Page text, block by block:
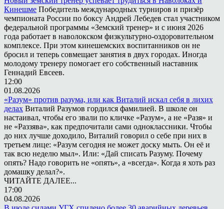
Кинешме Победитель международных турниров и призёр
чемпионата России по боксу Андрей Лебедев стал участником
федеральной программы «Земский тренер» и с июня 2026
года работает в наволокском физкультурно-оздоровительном
комплексе. При этом кинешемских воспитанников он не
бросил и теперь совмещает занятия в двух городах. Иногда
молодому тренеру помогает его собственный наставник
Геннадий Евсеев.
12:00
01.08.2026
«Разум» против разума, или как Виталий искал себя в лихих
делах Виталий Разумов гордился фамилией. В школе он
настаивал, чтобы его звали по кличке «Разум», а не «Разя» и
не «Раззява», как предпочитали сами одноклассники. Чтобы
до них лучше доходило, Виталий говорил о себе при них в
третьем лице: «Разум сегодня не может доску мыть. Он её и
так всю неделю мыл». Или: «Дай списать Разуму. Почему
опять? Надо говорить не «опять», а «всегда». Когда я хоть раз
домашку делал?».
ЧИТАЙТЕ ДАЛЕЕ...
17:00
04.08.2026